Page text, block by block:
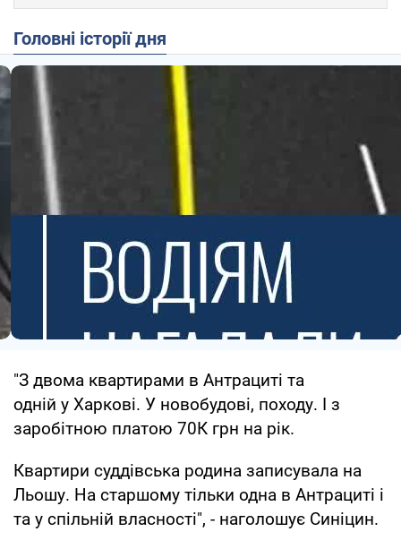
Головні історії дня
"З двома квартирами в Антрациті та
одній у Харкові. У новобудові, походу. І з
заробітною платою 70К грн на рік.
Квартири суддівська родина записувала на
Льошу. На старшому тільки одна в Антрациті і
та у спільній власності", - наголошує Синіцин.